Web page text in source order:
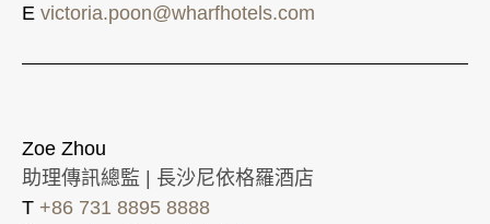
E victoria.poon@wharfhotels.com
Zoe Zhou
助理傳訊總監 | 長沙尼依格羅酒店
T +86 731 8895 8888